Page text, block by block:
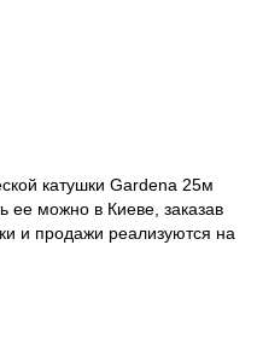
катушки Gardena 25м
ее можно в Киеве, заказав
и продажи реализуются на